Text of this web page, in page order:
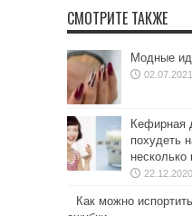
СМОТРИТЕ ТАКЖЕ
Модные
02.07.2021
Кефирная
похудеть
22.12.2020
Как можно